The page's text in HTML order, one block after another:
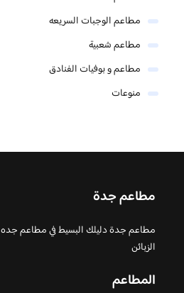
مطاعم الوجبات السريعه
مطاعم شعبية
مطاعم و بوفيات الفنادق
منوعات
مطاعم جدة
مطاعم جدة دليلك البسيط في مطاعم
الزبائن
المطاعم